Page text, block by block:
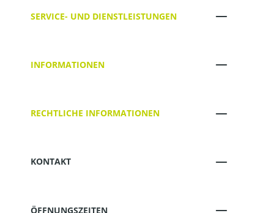
SERVICE- UND DIENSTLEISTUNGEN
INFORMATIONEN
RECHTLICHE INFORMATIONEN
KONTAKT
ÖFFNUNGSZEITEN